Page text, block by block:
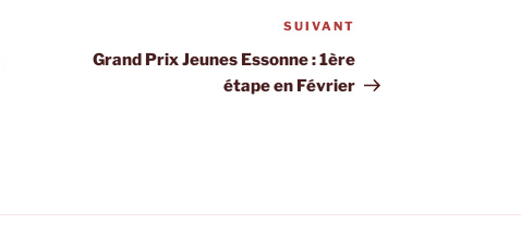
suivant
SUIVANT
Grand Prix Jeunes Essonne : 1ère
étape en Février